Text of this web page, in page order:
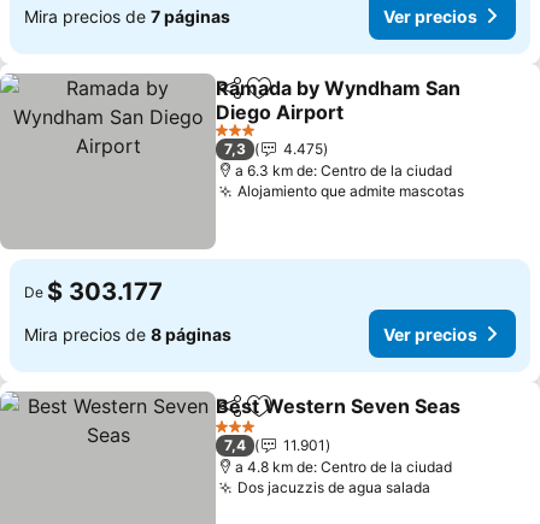
Mira precios de 7 páginas Ver precios
CompartirAgregar a favoritos
Ramada by Wyndham San
Diego Airport
Ver precios
3 Estrellas
7,3
4.475
a 6.3 km de: Centro de la ciudad
Alojamiento que admite mascotasVer
De $ 303.177
Mira precios de 8 páginas Ver precios
CompartirAgregar a favoritos
Best Western Seven Seas
3 Estrellas
7,4
11.901
a 4.8 km de: Centro de la ciudad
Dos jacuzzis de agua salada